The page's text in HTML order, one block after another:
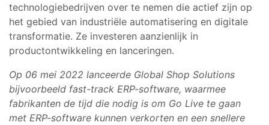
technologiebedrijven over te nemen die actief zijn op
het gebied van industriële automatisering en digitale
transformatie. Ze investeren aanzienlijk in
productontwikkeling en lanceringen.
Op 06 mei 2022 lanceerde Global Shop Solutions
bijvoorbeeld fast-track ERP-software, waarmee
fabrikanten de tijd die nodig is om Go Live te gaan
met ERP-software kunnen verkorten en een snellere